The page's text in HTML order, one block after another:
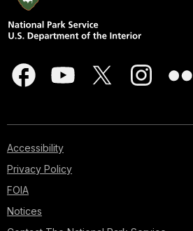
Accessibility
Privacy Policy
FOIA
Notices